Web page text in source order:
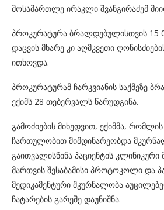
მოსამართლე ირაკლი შვანგირაძემ
პროკურატურა ბრალდებულისთვის 15
დაცვის მხარე კი აღმკვეთი
ითხოვდა.
პროკურატურამ ჩარკვიანის საქმეზე
ექიმს 28 თებერვალს წარუდგინა.
გამოძიების მიხედვით, ექიმმა,
ჩართულობით მიმდინარეობდა
გაითვალისწინა პაციენტის
მართვის შესაბამისი პროტოკოლი და
მედიკამენტური მკურნალობა
ჩატარების გარეშე დაუნიშნა.